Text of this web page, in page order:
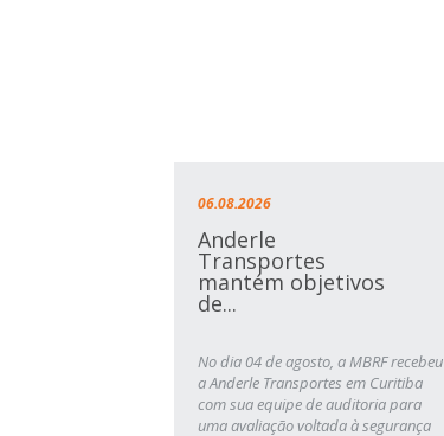
06.08.2026
Anderle
Transportes
mantém objetivos
de...
No dia 04 de agosto, a MBRF recebeu
a Anderle Transportes em Curitiba
com sua equipe de auditoria para
uma avaliação voltada à segurança